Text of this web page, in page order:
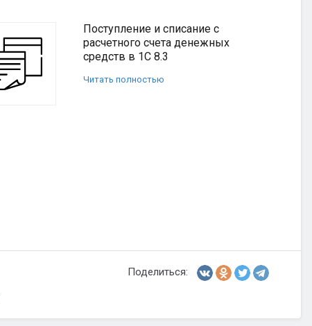
Поступление и списание с
расчетного счета денежных
средств в 1С 8.3
Читать полностью
Поделиться: